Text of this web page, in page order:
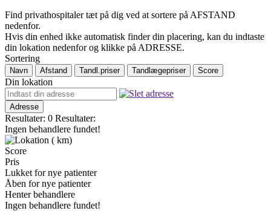
Find privathospitaler tæt på dig ved at sortere på AFSTAND
nedenfor.
Hvis din enhed ikke automatisk finder din placering, kan du indtaste
din lokation nedenfor og klikke på ADRESSE.
Sortering
Navn Afstand Tandl.priser Tandlægepriser Score
Din lokation
Adresse
Resultater: 0 Resultater:
Ingen behandlere fundet!
( km)
Score
Pris
Lukket for nye patienter
Åben for nye patienter
Henter behandlere
Ingen behandlere fundet!